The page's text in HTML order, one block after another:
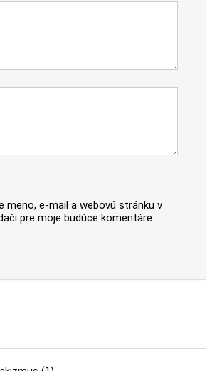
meno, e-mail a webovú stránku v
pre moje budúce komentáre.